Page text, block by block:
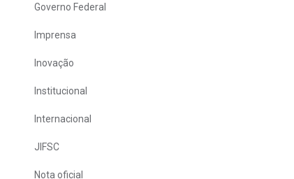
Governo Federal
Imprensa
Inovação
Institucional
Internacional
JIFSC
Nota oficial